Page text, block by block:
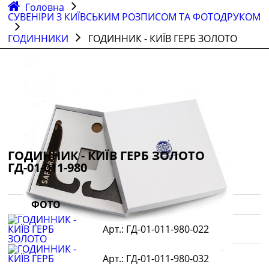
Головна
СУВЕНІРИ З КИЇВСЬКИМ РОЗПИСОМ ТА ФОТОДРУКОМ
ГОДИННИКИ
ГОДИННИК - КИЇВ ГЕРБ ЗОЛОТО
ГОДИННИК - КИЇВ ГЕРБ ЗОЛОТО
ГД-01-011-980
ФОТО
ГД-01-011-980-022
ГД-01-011-980-032